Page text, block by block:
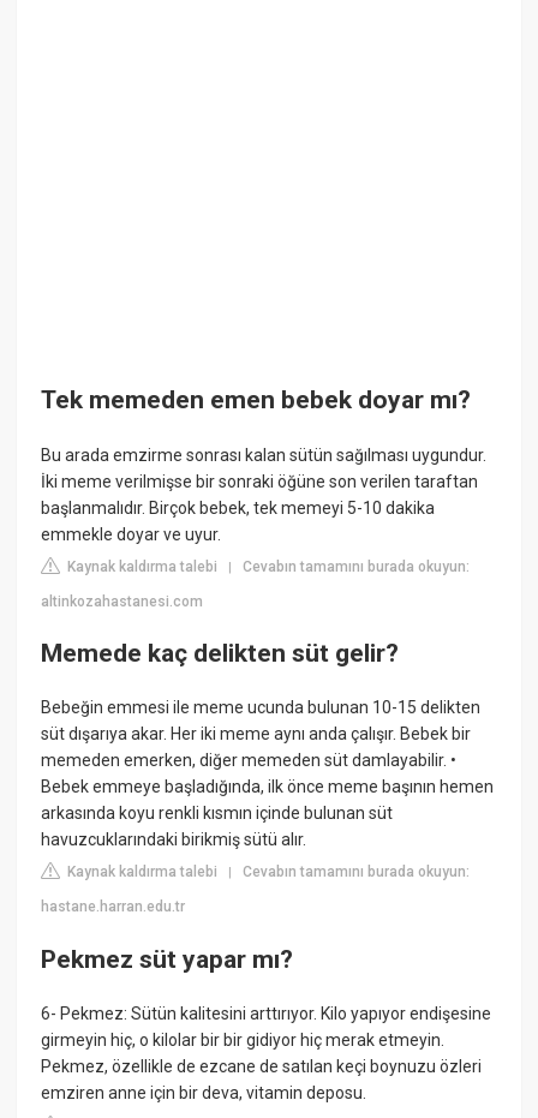
Tek memeden emen bebek doyar mı?
Bu arada emzirme sonrası kalan sütün sağılması uygundur.
İki meme verilmişse bir sonraki öğüne son verilen taraftan
başlanmalıdır. Birçok bebek, tek memeyi 5-10 dakika
emmekle doyar ve uyur.
Kaynak kaldırma talebi |Cevabın tamamını burada okuyun:
altinkozahastanesi.com
Memede kaç delikten süt gelir?
Bebeğin emmesi ile meme ucunda bulunan 10-15 delikten
süt dışarıya akar. Her iki meme aynı anda çalışır. Bebek bir
memeden emerken, diğer memeden süt damlayabilir. •
Bebek emmeye başladığında, ilk önce meme başının hemen
arkasında koyu renkli kısmın içinde bulunan süt
havuzcuklarındaki birikmiş sütü alır.
Kaynak kaldırma talebi |Cevabın tamamını burada okuyun:
hastane.harran.edu.tr
Pekmez süt yapar mı?
6- Pekmez: Sütün kalitesini arttırıyor. Kilo yapıyor endişesine
girmeyin hiç, o kilolar bir bir gidiyor hiç merak etmeyin.
Pekmez, özellikle de ezcane de satılan keçi boynuzu özleri
emziren anne için bir deva, vitamin deposu.